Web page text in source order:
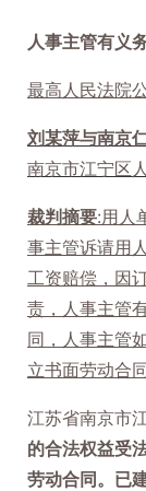
人事主管有义
最高人民法院
刘某萍与南京
南京市江宁区
裁判摘要:用人
事主管诉请用
工资赔偿，因
责，人事主管
同，人事主管
立书面劳动合
江苏省南京市
的合法权益受
劳动合同。已